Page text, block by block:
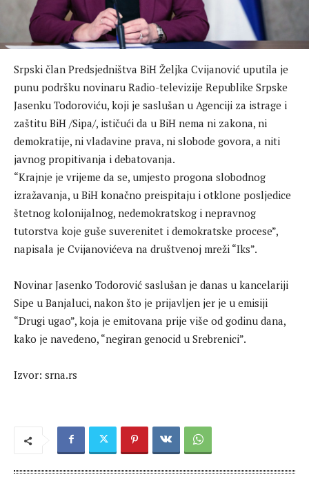
Srpski član Predsjedništva BiH Željka Cvijanović uputila je
punu podršku novinaru Radio-televizije Republike Srpske
Jasenku Todoroviću, koji je saslušan u Agenciji za istrage i
zaštitu BiH /Sipa/, ističući da u BiH nema ni zakona, ni
demokratije, ni vladavine prava, ni slobode govora, a niti
javnog propitivanja i debatovanja.
“Krajnje je vrijeme da se, umjesto progona slobodnog
izražavanja, u BiH konačno preispitaju i otklone posljedice
štetnog kolonijalnog, nedemokratskog i nepravnog
tutorstva koje guše suverenitet i demokratske procese”,
napisala je Cvijanovićeva na društvenoj mreži “Iks”.
Novinar Jasenko Todorović saslušan je danas u kancelariji
Sipe u Banjaluci, nakon što je prijavljen jer je u emisiji
“Drugi ugao”, koja je emitovana prije više od godinu dana,
kako je navedeno, “negiran genocid u Srebrenici”.
Izvor: srna.rs